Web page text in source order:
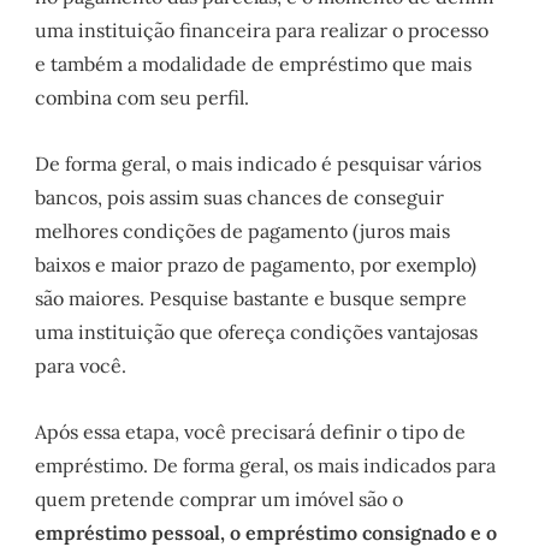
uma instituição financeira para realizar o processo
e também a modalidade de empréstimo que mais
combina com seu perfil.
De forma geral, o mais indicado é pesquisar vários
bancos, pois assim suas chances de conseguir
melhores condições de pagamento (juros mais
baixos e maior prazo de pagamento, por exemplo)
são maiores. Pesquise bastante e busque sempre
uma instituição que ofereça condições vantajosas
para você.
Após essa etapa, você precisará definir o tipo de
empréstimo. De forma geral, os mais indicados para
quem pretende comprar um imóvel são o
empréstimo pessoal, o empréstimo consignado e o